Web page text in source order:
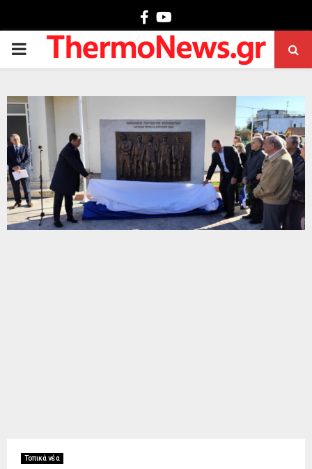
Facebook
PRIMARY
Τοπικά νέα